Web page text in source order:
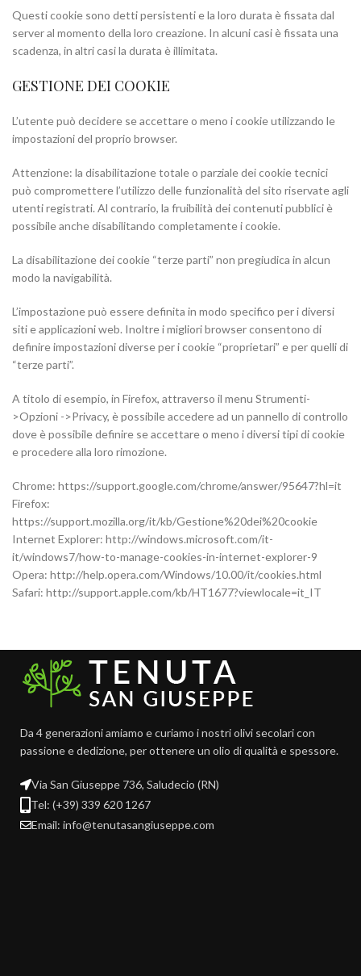
Questi cookie sono detti persistenti e la loro durata è fissata dal
server al momento della loro creazione. In alcuni casi è fissata una
scadenza, in altri casi la durata è illimitata.
GESTIONE DEI COOKIE
L’utente può decidere se accettare o meno i cookie utilizzando le
impostazioni del proprio browser.
Attenzione: la disabilitazione totale o parziale dei cookie tecnici
può compromettere l’utilizzo delle funzionalità del sito riservate agli
utenti registrati. Al contrario, la fruibilità dei contenuti pubblici è
possibile anche disabilitando completamente i cookie.
La disabilitazione dei cookie “terze parti” non pregiudica in alcun
modo la navigabilità.
L’impostazione può essere definita in modo specifico per i diversi
siti e applicazioni web. Inoltre i migliori browser consentono di
definire impostazioni diverse per i cookie “proprietari” e per quelli di
“terze parti”.
A titolo di esempio, in Firefox, attraverso il menu Strumenti-
>Opzioni ->Privacy, è possibile accedere ad un pannello di controllo
dove è possibile definire se accettare o meno i diversi tipi di cookie
e procedere alla loro rimozione.
Chrome: https://support.google.com/chrome/answer/95647?hl=it
Firefox:
https://support.mozilla.org/it/kb/Gestione%20dei%20cookie
Internet Explorer: http://windows.microsoft.com/it-
it/windows7/how-to-manage-cookies-in-internet-explorer-9
Opera: http://help.opera.com/Windows/10.00/it/cookies.html
Safari: http://support.apple.com/kb/HT1677?viewlocale=it_IT
Da 4 generazioni amiamo e curiamo i nostri olivi secolari con
passione e dedizione, per ottenere un olio di qualità e spessore.
Via San Giuseppe 736, Saludecio (RN)
Tel: (+39) 339 620 1267
Email: info@tenutasangiuseppe.com